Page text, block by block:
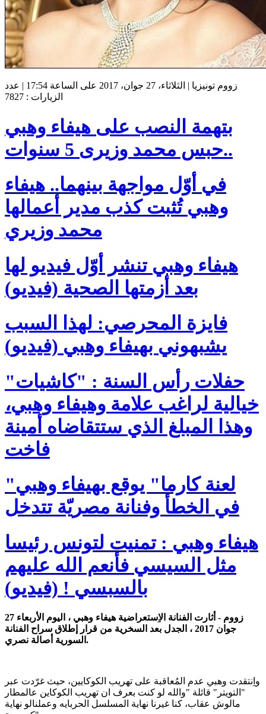
زووم تونيزيا | الثلاثاء، 27 جوان، 2017 على الساعة 17:54 | عدد
الزيارات : 7827
بتهمة النصب على هيفاء وهبي
..حبس محمد وزيرى 5 سنوات
في أوّل مواجهة بينهما.. هيفاء
وهبي تُثبت كذب مدير أعمالها
محمد وزيري
هيفاء وهبي تنشر أوّل فيديو لها
بعد أزمتها الصحية (فيديو)
فايزة المحرصي: لهذا السبب
يشبهوني بهيفاء وهبي (فيديو)
حفلات رأس السنة : "كاشيات"
خيالية لراغب علامة وهيفاء وهبي،
وهذا المبلغ الذي ستتقاضاه أمينة
فاخت
"لعنة كارما" يوقع بهيفاء وهبي
في الخطأ وفنانة مصريّة تتدخل
هيفاء وهبي : تمنيت لتونس رئيسا
مثل السيسي فأنعم الله عليهم
بالسبسي ! (فيديو)
زووم - أثارت الفنانة الاِستعراضية هيفاء وهبي ، اليوم الأربعاء 27
جوان 2017 ، الجدل بعد السخرية من قرار إطلاق سراح الفنانة
السورية أصالة نصري.
واِنتقدت وهبي عدم المُعاقبة على تهريب الكوكايين، حيث غرّدت عبر
"التويتر" قائلة "والله لو كنت بعرف ان تهريب الكوكاين عالمطار
مالوش عقاب، كنا غيرنا نهاية المسلسل الحربايه وعملنالو نهاية